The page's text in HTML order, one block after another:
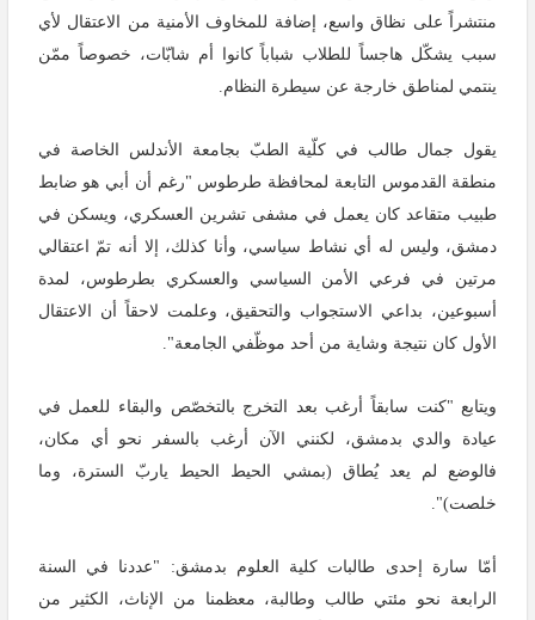
منتشراً على نظاق واسع، إضافة للمخاوف الأمنية من الاعتقال لأي
سبب يشكّل هاجساً للطلاب شباباً كانوا أم شابّات، خصوصاً ممّن
ينتمي لمناطق خارجة عن سيطرة النظام.
يقول جمال طالب في كلّية الطبّ بجامعة الأندلس الخاصة في
منطقة القدموس التابعة لمحافظة طرطوس "رغم أن أبي هو ضابط
طبيب متقاعد كان يعمل في مشفى تشرين العسكري، ويسكن في
دمشق، وليس له أي نشاط سياسي، وأنا كذلك، إلا أنه تمّ اعتقالي
مرتين في فرعي الأمن السياسي والعسكري بطرطوس، لمدة
أسبوعين، بداعي الاستجواب والتحقيق، وعلمت لاحقاً أن الاعتقال
الأول كان نتيجة وشاية من أحد موظّفي الجامعة".
ويتابع "كنت سابقاً أرغب بعد التخرج بالتخصّص والبقاء للعمل في
عيادة والدي بدمشق، لكنني الآن أرغب بالسفر نحو أي مكان،
فالوضع لم يعد يُطاق (بمشي الحيط الحيط ياربّ السترة، وما
خلصت)".
أمّا سارة إحدى طالبات كلية العلوم بدمشق: "عددنا في السنة
الرابعة نحو مئتي طالب وطالبة، معظمنا من الإناث، الكثير من